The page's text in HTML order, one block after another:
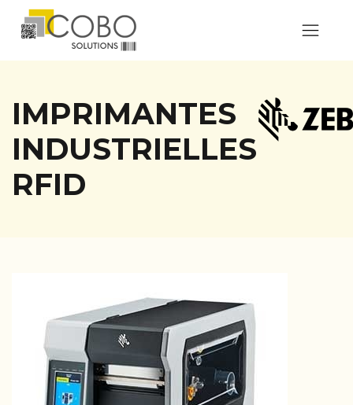
IMPRIMANTES
INDUSTRIELLES
RFID